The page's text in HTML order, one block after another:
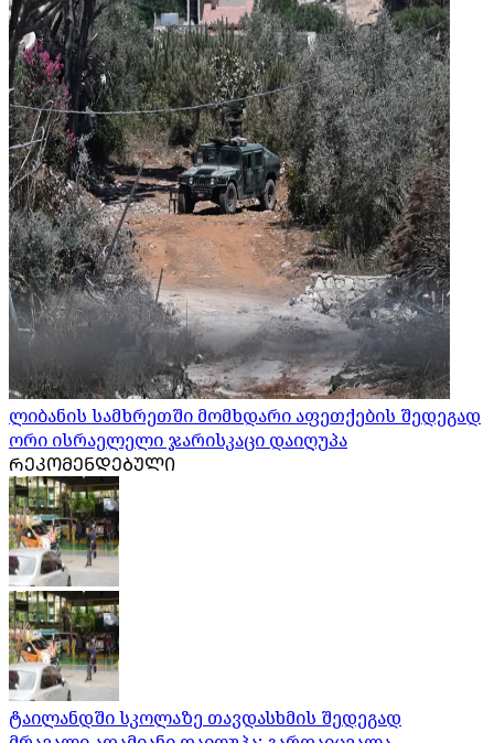
ლიბანის სამხრეთში მომხდარი აფეთქების შედეგად
ორი ისრაელელი ჯარისკაცი დაიღუპა
ᲠᲔᲙᲝᲛᲔᲜᲓᲔᲑᲣᲚᲘ
ტაილანდში სკოლაზე თავდასხმის შედეგად